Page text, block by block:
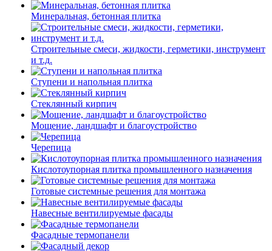
Минеральная, бетонная плитка
Строительные смеси, жидкости, герметики, инструмент
и т.д.
Ступени и напольная плитка
Cтеклянный кирпич
Мощение, ландшафт и благоустройство
Черепица
Кислотоупорная плитка промышленного назначения
Готовые системные решения для монтажа
Навесные вентилируемые фасады
Фасадные термопанели